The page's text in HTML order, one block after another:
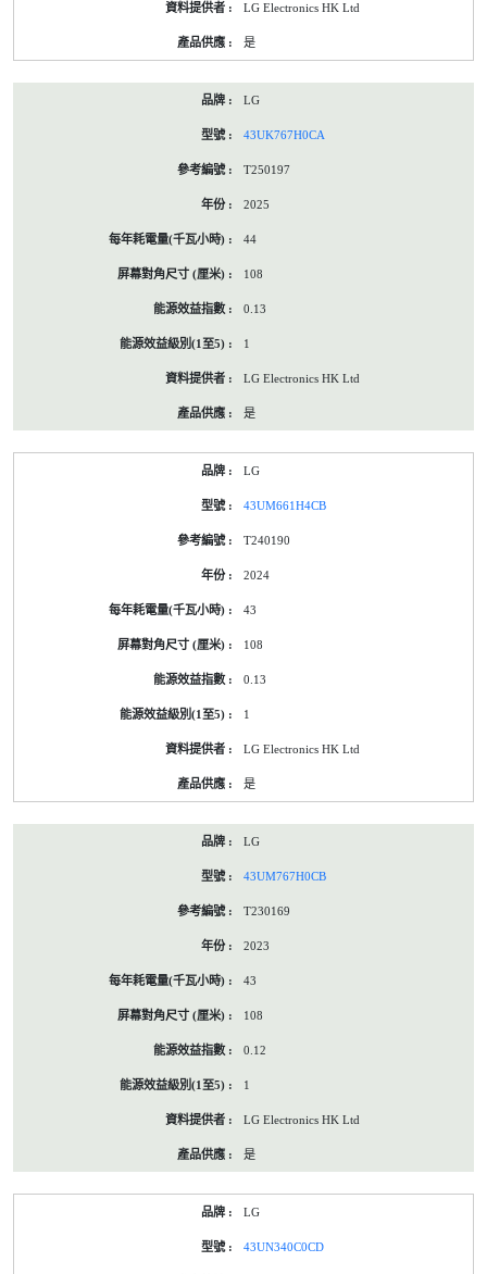
LG Electronics HK Ltd
是
LG
43UK767H0CA
T250197
2025
44
108
0.13
1
LG Electronics HK Ltd
是
LG
43UM661H4CB
T240190
2024
43
108
0.13
1
LG Electronics HK Ltd
是
LG
43UM767H0CB
T230169
2023
43
108
0.12
1
LG Electronics HK Ltd
是
LG
43UN340C0CD